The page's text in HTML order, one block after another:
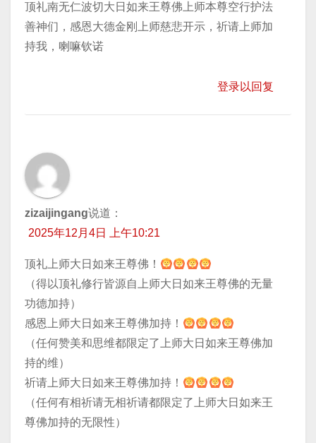
顶礼南无仁波切大日如来王尊佛上师本尊空行护法
善神们，感恩大德金刚上师慈悲开示，祈请上师加
持我，喇嘛钦诺
登录以回复
zizaijingang说道：
2025年12月4日 上午10:21
顶礼上师大日如来王尊佛！
（得以顶礼修行皆源自上师大日如来王尊佛的无量
功德加持）
感恩上师大日如来王尊佛加持！
（任何赞美和思维都限定了上师大日如来王尊佛加
持的维）
祈请上师大日如来王尊佛加持！
（任何有相祈请无相祈请都限定了上师大日如来王
尊佛加持的无限性）